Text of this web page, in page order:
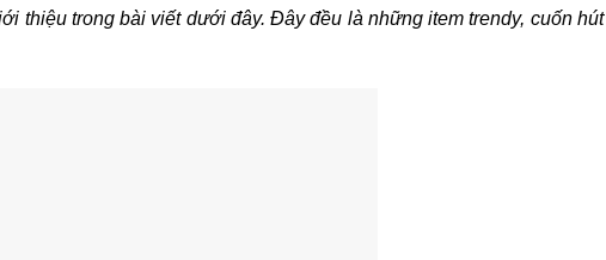
thiệu trong bài viết dưới đây. Đây đều là những item trendy, cuốn hút